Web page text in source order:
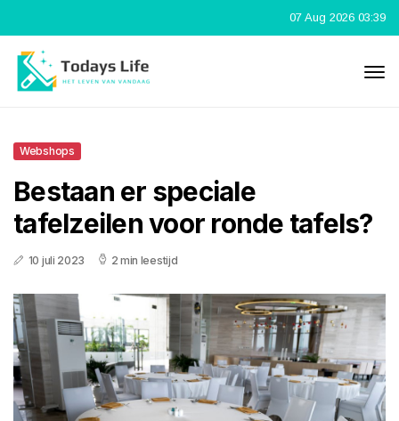
07 Aug 2026 03:39
Webshops
Bestaan er speciale
tafelzeilen voor ronde tafels?
10 juli 2023 2 min leestijd